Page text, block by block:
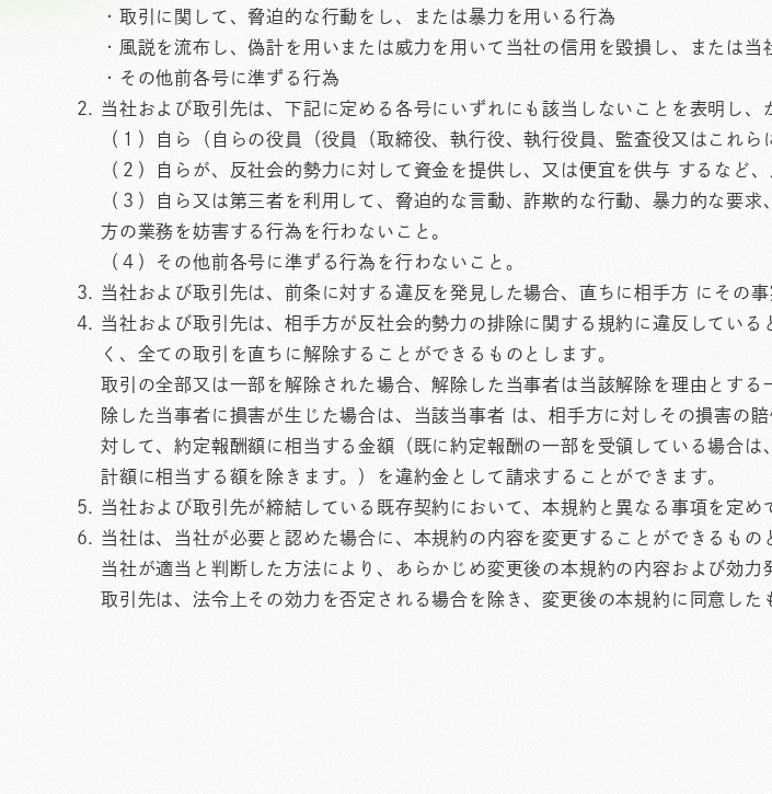
・取引に関して、脅迫的な行動をし、または暴力を用いる行為
・風説を流布し、偽計を用いまたは威力を用いて当社の信用を毀損し、または当
・その他前各号に準ずる行為
当社および取引先は、下記に定める各号にいずれにも該当しないことを表明し、
（１）自ら（自らの役員（役員（取締役、執行役、執行役員、監査役又はこれ
（２）自らが、反社会的勢力に対して資金を提供し、又は便宜を供与 するなど
（３）自ら又は第三者を利用して、脅迫的な言動、詐欺的な行動、暴力的な要
方の業務を妨害する行為を行わないこと。
（４）その他前各号に準ずる行為を行わないこと。
当社および取引先は、前条に対する違反を発見した場合、直ちに相手方 にその事
当社および取引先は、相手方が反社会的勢力の排除に関する規約に違反してい
く、全ての取引を直ちに解除することができるものとします。
取引の全部又は一部を解除された場合、解除した当事者は当該解除を理由とす
除した当事者に損害が生じた場合は、当該当事者 は、相手方に対しその損害の
対して、約定報酬額に相当する金額（既に約定報酬の一部を受領している場合
計額に相当する額を除きます。）を違約金として請求することができます。
当社および取引先が締結している既存契約において、本規約と異なる事項を定
当社は、当社が必要と認めた場合に、本規約の内容を変更することができるも
当社が適当と判断した方法により、あらかじめ変更後の本規約の内容および効力
取引先は、法令上その効力を否定される場合を除き、変更後の本規約に同意した